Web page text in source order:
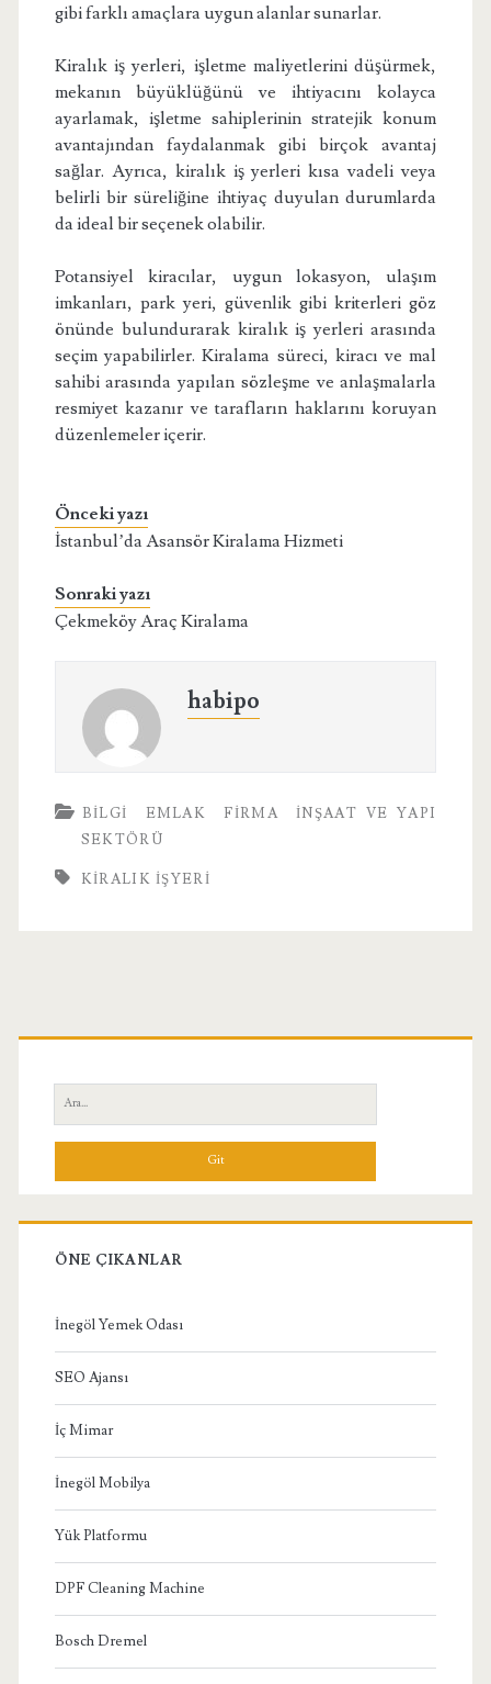
gibi farklı amaçlara uygun alanlar sunarlar.
Kiralık iş yerleri, işletme maliyetlerini düşürmek,
mekanın büyüklüğünü ve ihtiyacını kolayca
ayarlamak, işletme sahiplerinin stratejik konum
avantajından faydalanmak gibi birçok avantaj
sağlar. Ayrıca, kiralık iş yerleri kısa vadeli veya
belirli bir süreliğine ihtiyaç duyulan durumlarda
da ideal bir seçenek olabilir.
Potansiyel kiracılar, uygun lokasyon, ulaşım
imkanları, park yeri, güvenlik gibi kriterleri göz
önünde bulundurarak kiralık iş yerleri arasında
seçim yapabilirler. Kiralama süreci, kiracı ve mal
sahibi arasında yapılan sözleşme ve anlaşmalarla
resmiyet kazanır ve tarafların haklarını koruyan
düzenlemeler içerir.
Önceki yazı
İstanbul’da Asansör Kiralama Hizmeti
Sonraki yazı
Çekmeköy Araç Kiralama
habipo
BILGI EMLAK FIRMA
İNŞAAT VE YAPI
SEKTÖRÜ
KIRALIK İŞYERI
Birincil
Yan
Menü
Ara:
ÖNE ÇIKANLAR
İnegöl Yemek Odası
SEO Ajansı
İç Mimar
İnegöl Mobilya
Yük Platformu
DPF Cleaning Machine
Bosch Dremel